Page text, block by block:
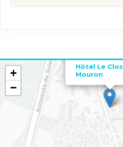
Hôtel Le Clos
Mouron
+
−